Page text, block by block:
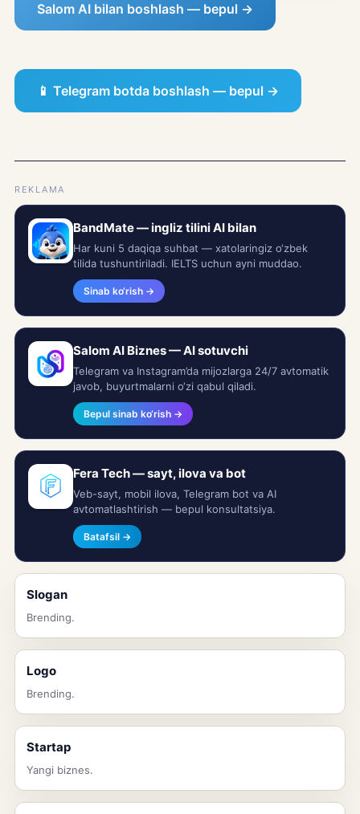
Salom AI bilan boshlash — bepul →
📱 Telegram botda boshlash — bepul →
REKLAMA
BandMate — ingliz tilini AI bilan
Har kuni 5 daqiqa suhbat — xatolaringiz o‘zbek
tilida tushuntiriladi. IELTS uchun ayni muddao.
Sinab ko‘rish →
Salom AI Biznes — AI sotuvchi
Telegram va Instagram’da mijozlarga 24/7 avtomatik
javob, buyurtmalarni o‘zi qabul qiladi.
Bepul sinab ko‘rish →
Fera Tech — sayt, ilova va bot
Veb-sayt, mobil ilova, Telegram bot va AI
avtomatlashtirish — bepul konsultatsiya.
Batafsil →
Slogan
Brending.
Logo
Brending.
Startap
Yangi biznes.